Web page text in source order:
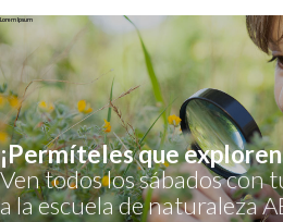
¡Permíteles que
Ven todos los sábados con
a la escuela de naturaleza
Lorem Ipsum
Lorem Ipsum